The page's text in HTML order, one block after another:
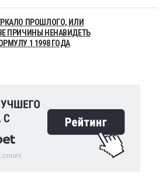
ПРОШЛОГО, ИЛИ
ПРИЧИНЫ НЕНАВИДЕТЬ
1 1998 ГОДА